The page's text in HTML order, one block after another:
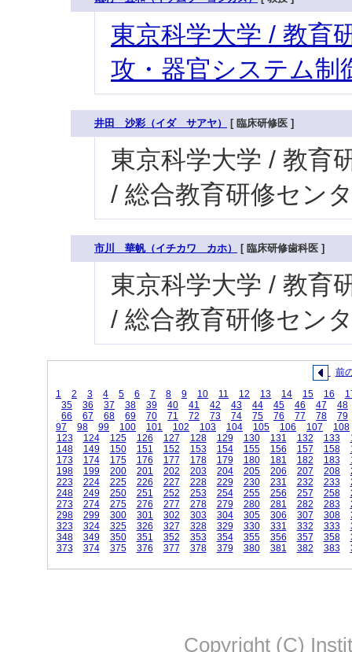
東京科学大学 / 教育
攻・器官システム制
井田 沙彩（イダ サアヤ） [ 臨床研修医 ]
東京科学大学 / 教育
/ 総合教育研修セン
市川 華帆（イチカワ カホ） [ 臨床研修歯科医 ]
東京科学大学 / 教育
/ 総合教育研修セン
前
1
2 3 4 5 6 7 8 9 10 11 12 13 14 15 16
35
36 37 38 39 40 41 42 43 44 45 46 47
48
66
67 68 69 70 71 72 73 74 75 76 77 78
79
97
98 99 100 101 102 103 104 105 106 107
108
123
124 125 126 127 128 129 130 131 132 133
148
149 150 151 152 153 154 155 156 157 158
173
174 175 176 177 178 179 180 181 182 183
198
199 200 201 202 203 204 205 206 207 208
223
224 225 226 227 228 229 230 231 232 233
248
249 250 251 252 253 254 255 256 257 258
273
274 275 276 277 278 279 280 281 282 283
298
299 300 301 302 303 304 305 306 307 308
323
324 325 326 327 328 329 330 331 332 333
348
349 350 351 352 353 354 355 356 357 358
373
374 375 376 377 378 379 380 381 382 383
Copyright (C)